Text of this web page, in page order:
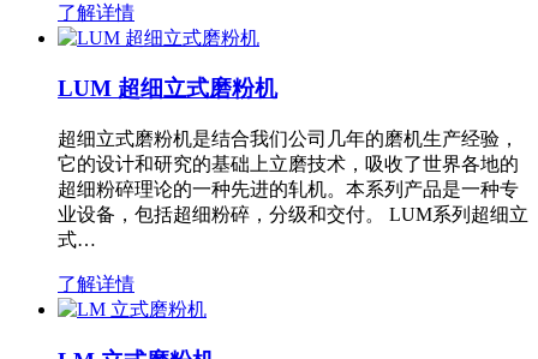
了解详情
LUM 超细立式磨粉机
超细立式磨粉机是结合我们公司几年的磨机生产经验，
它的设计和研究的基础上立磨技术，吸收了世界各地的
超细粉碎理论的一种先进的轧机。本系列产品是一种专
业设备，包括超细粉碎，分级和交付。 LUM系列超细立
式…
了解详情